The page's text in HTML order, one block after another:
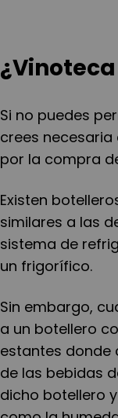
Si no puedes
crees
por la compra
Existen
similares a las
sistema de
un frigorífico.
Sin embargo,
a un botellero
estantes donde
de las bebidas
dicho botellero